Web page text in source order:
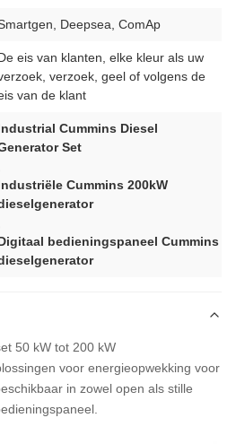
Deepsea, ComAp
eis van klanten, elke kleur als uw
verzoek, geel of volgens de
van de klant
Cummins Diesel
Set
Cummins 200kW
bedieningspaneel Cummins
50 kW tot 200 kW
voor energieopwekking voor
in zowel open als stille